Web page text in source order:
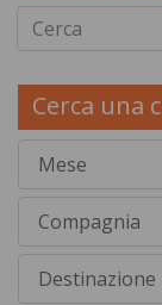
Cerca una